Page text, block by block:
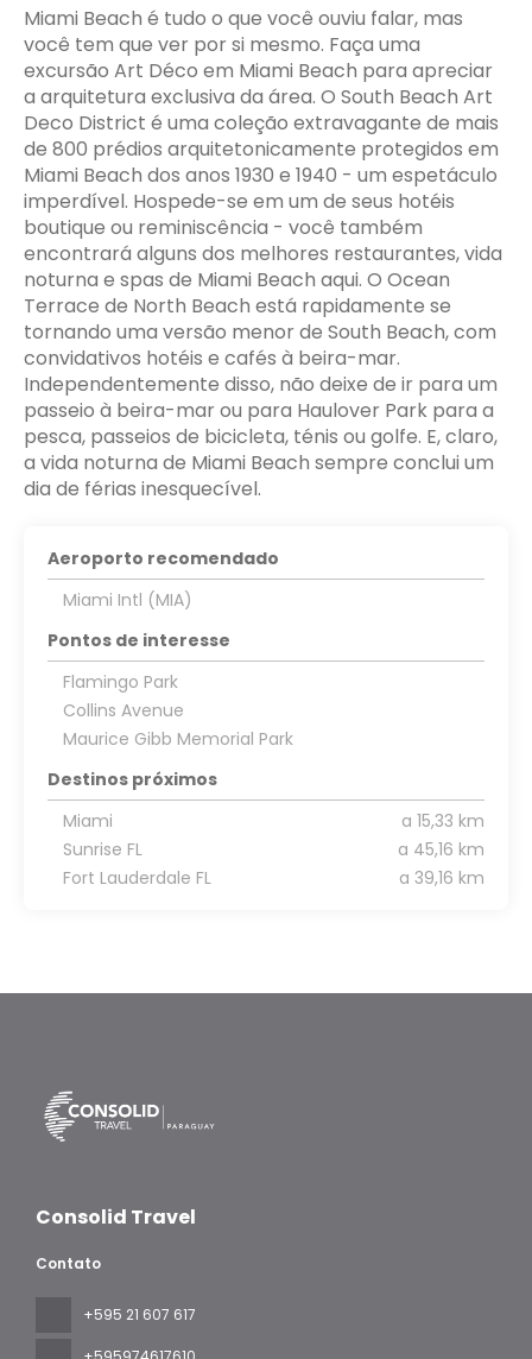
Miami Beach é tudo o que você ouviu falar, mas
você tem que ver por si mesmo. Faça uma
excursão Art Déco em Miami Beach para apreciar
a arquitetura exclusiva da área. O South Beach Art
Deco District é uma coleção extravagante de mais
de 800 prédios arquitetonicamente protegidos em
Miami Beach dos anos 1930 e 1940 - um espetáculo
imperdível. Hospede-se em um de seus hotéis
boutique ou reminiscência - você também
encontrará alguns dos melhores restaurantes, vida
noturna e spas de Miami Beach aqui. O Ocean
Terrace de North Beach está rapidamente se
tornando uma versão menor de South Beach, com
convidativos hotéis e cafés à beira-mar.
Independentemente disso, não deixe de ir para um
passeio à beira-mar ou para Haulover Park para a
pesca, passeios de bicicleta, ténis ou golfe. E, claro,
a vida noturna de Miami Beach sempre conclui um
dia de férias inesquecível.
Aeroporto recomendado
Miami Intl (MIA)
Pontos de interesse
Flamingo Park
Collins Avenue
Maurice Gibb Memorial Park
Destinos próximos
Miami
a 15,33 km
Sunrise FL
a 45,16 km
Fort Lauderdale FL
a 39,16 km
Consolid Travel
Contato
+595 21 607 617